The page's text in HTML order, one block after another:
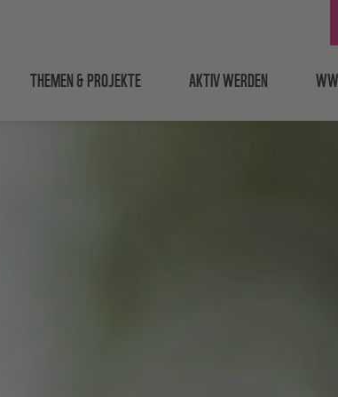
THEMEN & PROJEKTE AKTIV WERDEN